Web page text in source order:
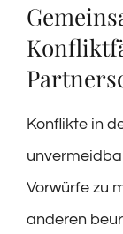
Konflikte in
Vorwürfe zu
anderen